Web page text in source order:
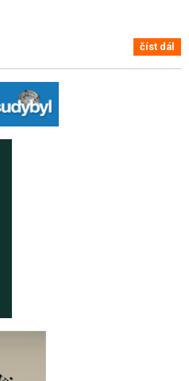
číst dál